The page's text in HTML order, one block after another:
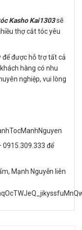
Kasho Kai1303sẽ
thợ cắt tóc yêu
để được hỗ trợ tất cả
hàng có nhu
nghiệp, vui lòng
0915.309.333 để
Mạnh Nguyễn liên